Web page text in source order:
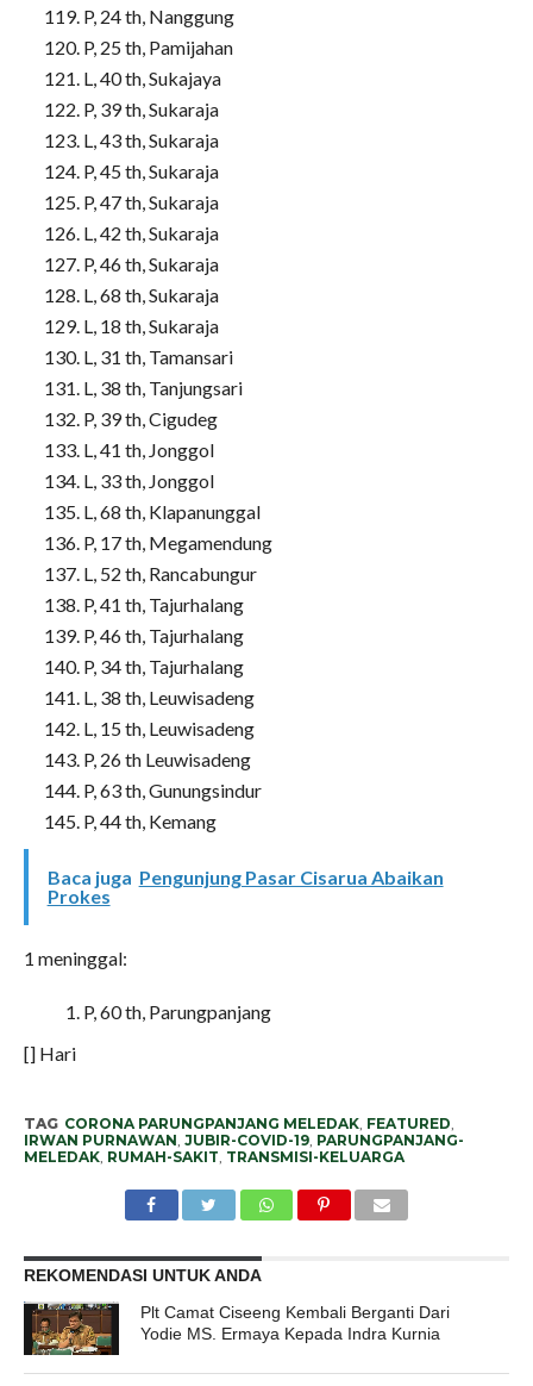
P, 24 th, Nanggung
P, 25 th, Pamijahan
L, 40 th, Sukajaya
P, 39 th, Sukaraja
L, 43 th, Sukaraja
P, 45 th, Sukaraja
P, 47 th, Sukaraja
L, 42 th, Sukaraja
P, 46 th, Sukaraja
L, 68 th, Sukaraja
L, 18 th, Sukaraja
L, 31 th, Tamansari
L, 38 th, Tanjungsari
P, 39 th, Cigudeg
L, 41 th, Jonggol
L, 33 th, Jonggol
L, 68 th, Klapanunggal
P, 17 th, Megamendung
L, 52 th, Rancabungur
P, 41 th, Tajurhalang
P, 46 th, Tajurhalang
P, 34 th, Tajurhalang
L, 38 th, Leuwisadeng
L, 15 th, Leuwisadeng
P, 26 th Leuwisadeng
P, 63 th, Gunungsindur
P, 44 th, Kemang
Baca juga Pengunjung Pasar Cisarua Abaikan
Prokes
1 meninggal:
P, 60 th, Parungpanjang
[] Hari
TAG CORONA PARUNGPANJANG MELEDAK, FEATURED
IRWAN PURNAWAN JUBIR-COVID-19, PARUNGPANJANG-
MELEDAK, RUMAH-SAKIT TRANSMISI-KELUARGA
REKOMENDASI UNTUK ANDA
Plt Camat Ciseeng Kembali Berganti Dari
Yodie MS. Ermaya Kepada Indra Kurnia